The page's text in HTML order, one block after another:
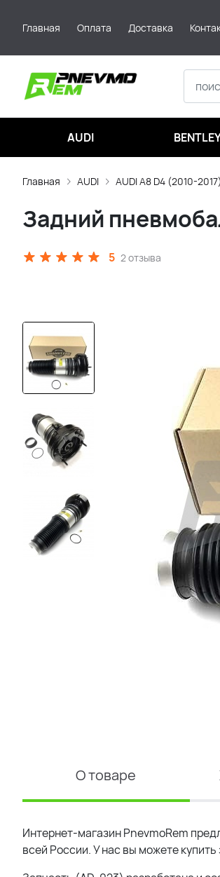
Главная Оплата Доставка
AUDI
Главная AUDI AUDI A8 D4 (2010-2017)
Задний
5 2 отзыва
О товаре
Интернет-магазин PnevmoRem
всей России. У нас вы можете